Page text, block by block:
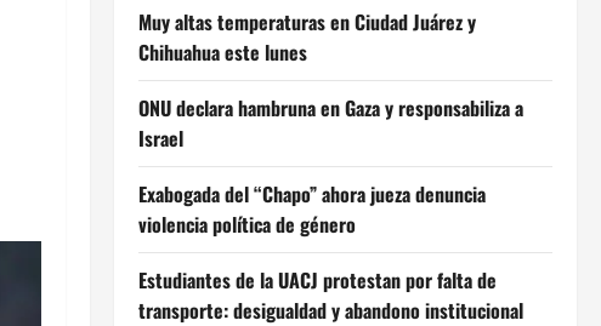
Muy altas temperaturas en Ciudad Juárez y
Chihuahua este lunes
ONU declara hambruna en Gaza y responsabiliza a
Israel
Exabogada del “Chapo” ahora jueza denuncia
violencia política de género
Estudiantes de la UACJ protestan por falta de
transporte: desigualdad y abandono institucional